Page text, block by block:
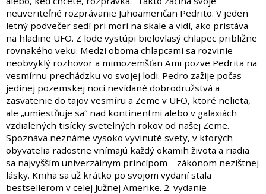
neuveriteľné rozprávanie Juhoameričan Pedrito. V jeden
letný podvečer sedí pri mori na skale a vidí, ako pristáva
na hladine UFO. Z lode vystúpi bielovlasý chlapec približne
rovnakého veku. Medzi oboma chlapcami sa rozvinie
neobvyklý rozhovor a mimozemšťan Ami pozve Pedrita na
vesmírnu prechádzku vo svojej lodi. Pedro zažije počas
jedinej pozemskej noci nevídané dobrodružstvá a
zasvätenie do tajov vesmíru a Zeme v UFO, ktoré nelieta,
ale „umiestňuje sa“ nad kontinentmi alebo v galaxiách
vzdialených tisícky svetelných rokov od našej Zeme.
Spoznáva neznáme vysoko vyvinuté svety, v ktorých
obyvatelia radostne vnímajú každý okamih života a riadia
sa najvyšším univerzálnym princípom – zákonom nezištnej
lásky. Kniha sa už krátko po svojom vydaní stala
bestsellerom v celej Južnej Amerike. 2. vydanie